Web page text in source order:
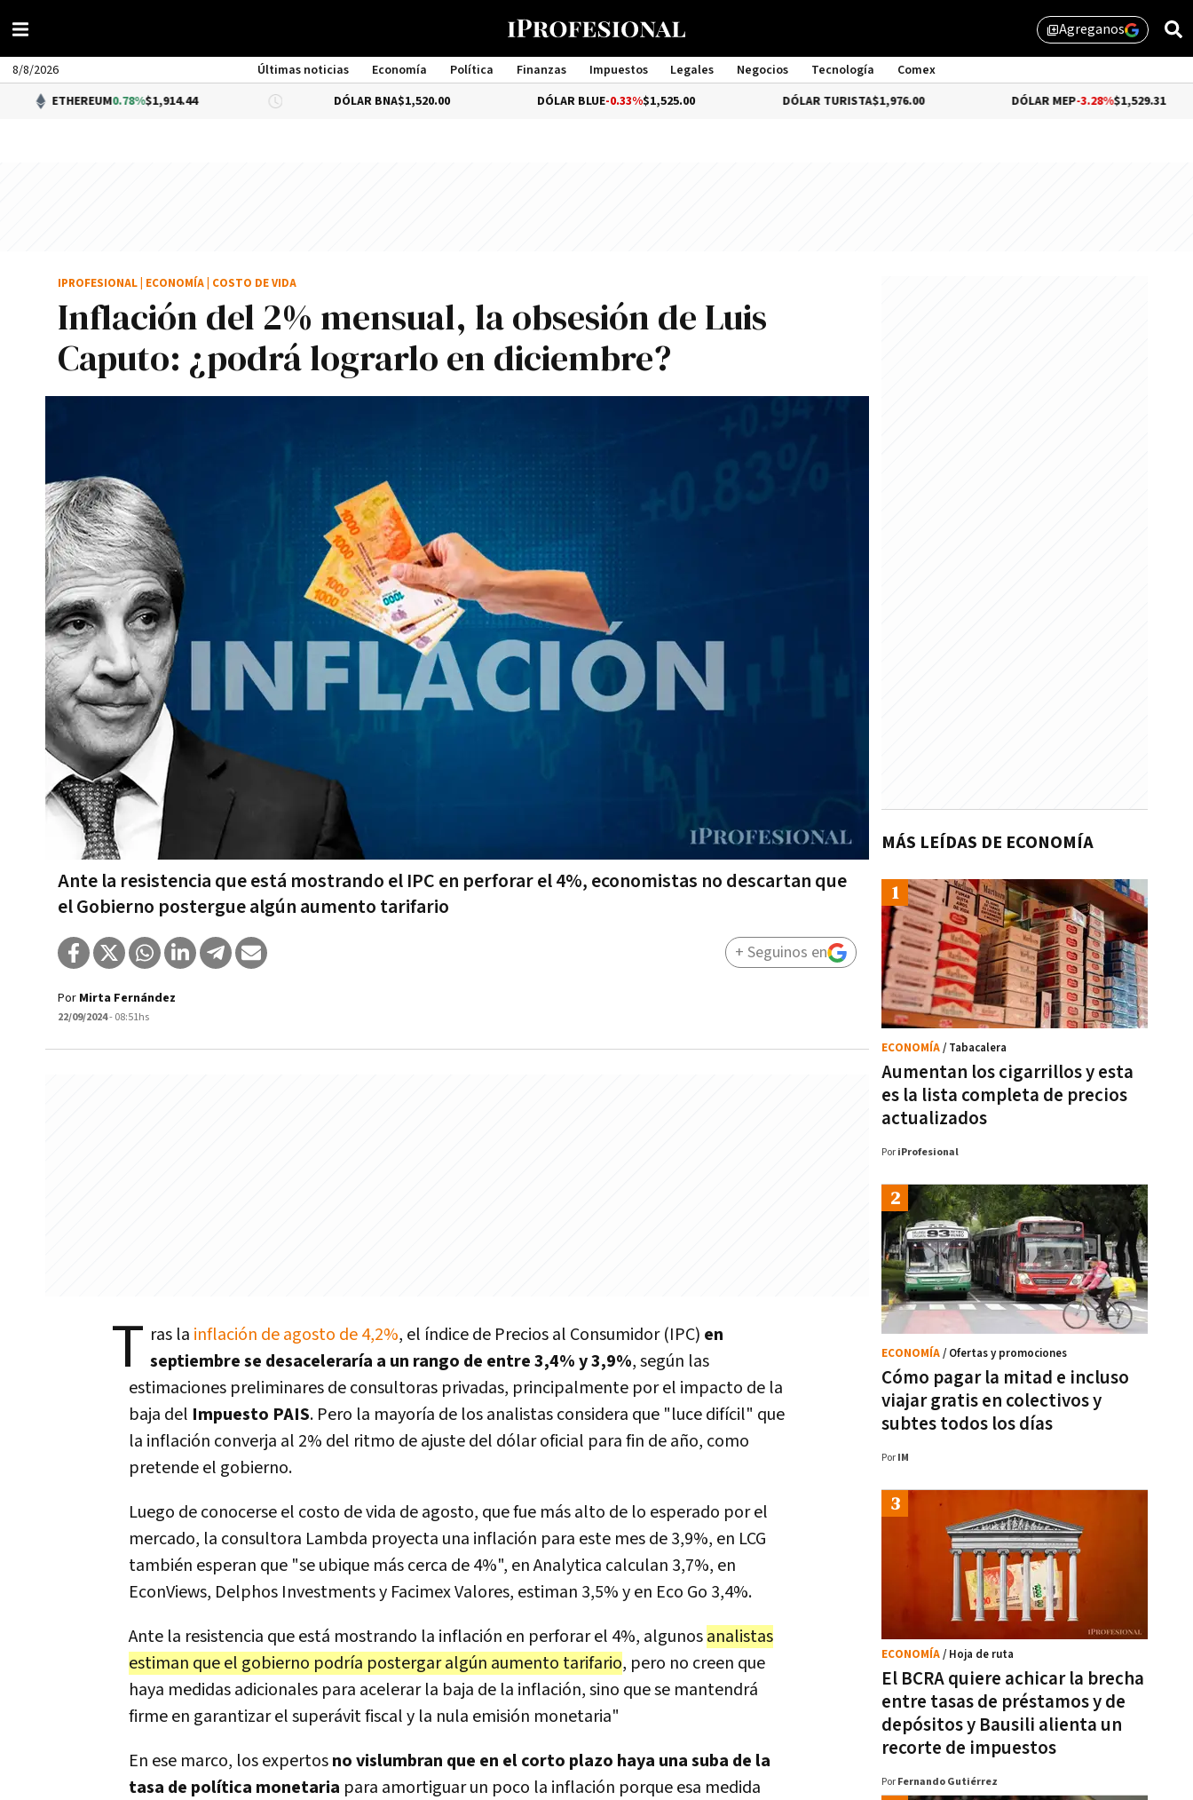
library_addAgreganos
8/8/2026 Últimas noticias Economía Política Finanzas Impuestos Legales Negocios Tecnología
Comex
Management
0.78%$1,914.44 DÓLAR BNA$1,520.00 DÓLAR BLUE-0.33%$1,525.00 DÓLAR TURISTA$1,976.00 DÓLAR MEP-3.28% $1,529.31
Inflación del 2% mensual, la obsesión de Luis
Caputo: ¿podrá lograrlo en diciembre?
Ante la resistencia que está mostrando el IPC en perforar el 4%, economistas no descartan que
el Gobierno postergue algún aumento tarifario
IPROFESIONAL ECONOMÍA COSTO DE VIDA
Por Mirta Fernández
22/09/2024- 08:51hs
+ Seguinos en
T ras la inflación de agosto de 4,2%, el índice de Precios al Consumidor (IPC) en
septiembre se desaceleraría a un rango de entre 3,4% y 3,9%, según las
estimaciones preliminares de consultoras privadas, principalmente por el impacto de la
baja del Impuesto PAIS. Pero la mayoría de los analistas considera que "luce difícil" que
la inflación converja al 2% del ritmo de ajuste del dólar oficial para fin de año, como
pretende el gobierno.
Luego de conocerse el costo de vida de agosto, que fue más alto de lo esperado por el
mercado, la consultora Lambda proyecta una inflación para este mes de 3,9%, en LCG
también esperan que "se ubique más cerca de 4%", en Analytica calculan 3,7%, en
EconViews, Delphos Investments y Facimex Valores, estiman 3,5% y en Eco Go 3,4%.
Ante la resistencia que está mostrando la inflación en perforar el 4%, algunosanalistas
estiman que el gobierno podría postergar algún aumento tarifario, pero no creen que
haya medidas adicionales para acelerar la baja de la inflación, sino que se mantendrá
firme en garantizar el superávit fiscal y la nula emisión monetaria"
En ese marco, los expertosno vislumbran que en el corto plazo haya una suba de la
tasa de política monetaria para amortiguar un poco la inflación porque esa medida
MÁS LEÍDAS DE ECONOMÍA
Aumentan los cigarrillos y esta
es la lista completa de precios
actualizados
ECONOMÍA/ Tabacalera
Por iProfesional
Cómo pagar la mitad e incluso
viajar gratis en colectivos y
subtes todos los días
ECONOMÍA/ Ofertas y promociones
Por IM
El BCRA quiere achicar la brecha
entre tasas de préstamos y de
depósitos y Bausili alienta un
recorte de impuestos
ECONOMÍA/ Hoja de ruta
Por Fernando Gutiérrez